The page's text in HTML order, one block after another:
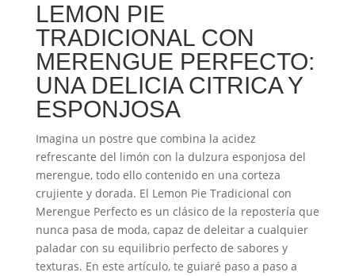
LEMON PIE
TRADICIONAL CON
MERENGUE PERFECTO:
UNA DELICIA CITRICA Y
ESPONJOSA
Imagina un postre que combina la acidez
refrescante del limón con la dulzura esponjosa del
merengue, todo ello contenido en una corteza
crujiente y dorada. El Lemon Pie Tradicional con
Merengue Perfecto es un clásico de la repostería que
nunca pasa de moda, capaz de deleitar a cualquier
paladar con su equilibrio perfecto de sabores y
texturas. En este artículo, te guiaré paso a paso a